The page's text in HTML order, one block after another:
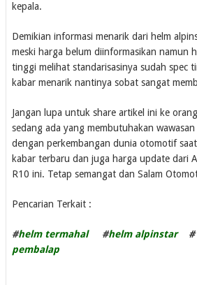
kepala.
Demikian informasi menarik dari helm
meski harga belum diinformasikan namun
tinggi melihat standarisasinya sudah spec
kabar menarik nantinya sobat sangat
Jangan lupa untuk share artikel ini ke
sedang ada yang membutuhakan
dengan perkembangan dunia otomotif
kabar terbaru dan juga harga update dari
R10 ini. Tetap semangat dan Salam
Pencarian Terkait :
#helm termahal#helm alpinstar#
pembalap